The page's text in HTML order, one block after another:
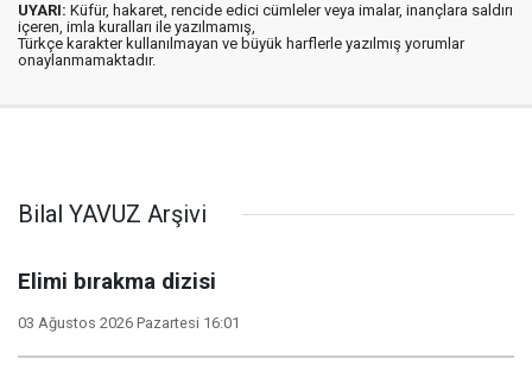
UYARI: Küfür, hakaret, rencide edici cümleler veya imalar, inançlara saldırı
içeren, imla kuralları ile yazılmamış,
Türkçe karakter kullanılmayan ve büyük harflerle yazılmış yorumlar
onaylanmamaktadır.
Bilal YAVUZ Arşivi
Elimi bırakma dizisi
03 Ağustos 2026 Pazartesi 16:01